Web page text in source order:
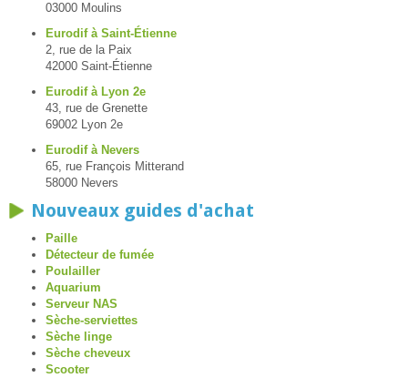
03000 Moulins
Eurodif à Saint-Étienne
2, rue de la Paix
42000 Saint-Étienne
Eurodif à Lyon 2e
43, rue de Grenette
69002 Lyon 2e
Eurodif à Nevers
65, rue François Mitterand
58000 Nevers
Nouveaux guides d'achat
Paille
Détecteur de fumée
Poulailler
Aquarium
Serveur NAS
Sèche-serviettes
Sèche linge
Sèche cheveux
Scooter